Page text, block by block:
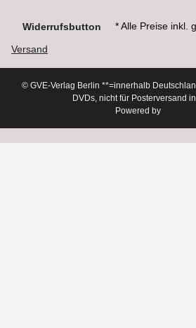
Widerrufsbutton * Alle Preise inkl.
Versand
© GVE-Verlag Berlin **=innerhalb
DVDs, nicht für Posterversand
Powered by